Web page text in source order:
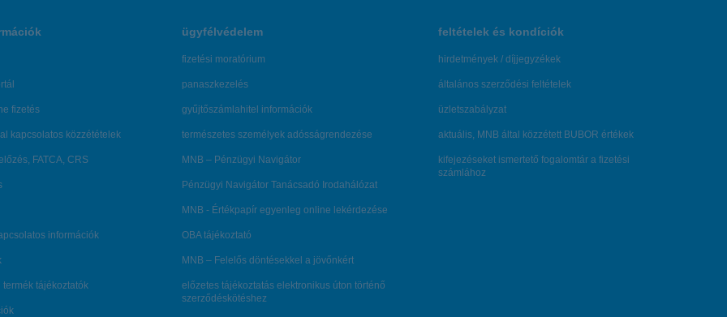
fizetés
kapcsolatos közzétételek
FATCA, CRS
információk
termék tájékoztatók
ügyfélvédelem
fizetési moratórium
panaszkezelés
gyűjtőszámlahitel információk
természetes személyek adósságrendezése
MNB – Pénzügyi Navigátor
Pénzügyi Navigátor Tanácsadó Irodahálózat
MNB - Értékpapír egyenleg online lekérdezése
OBA tájékoztató
MNB – Felelős döntésekkel a jövőnkért
előzetes tájékoztatás elektronikus úton történő
szerződéskötéshez
feltételek és kondíciók
hirdetmények / díjjegyzékek
általános szerződési feltételek
üzletszabályzat
aktuális, MNB által közzétett BUBOR értékek
kifejezéseket ismertető fogalomtár a fizetési
számlához